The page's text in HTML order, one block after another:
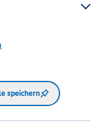
speichern